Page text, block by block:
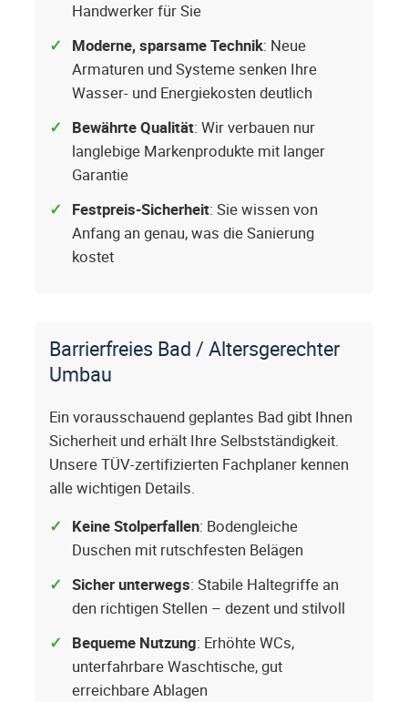
Handwerker für Sie
Moderne, sparsame Technik: Neue
Armaturen und Systeme senken Ihre
Wasser- und Energiekosten deutlich
Bewährte Qualität: Wir verbauen nur
langlebige Markenprodukte mit langer
Garantie
Festpreis-Sicherheit: Sie wissen von
Anfang an genau, was die Sanierung
kostet
Barrierfreies Bad / Altersgerechter
Umbau
Ein vorausschauend geplantes Bad gibt Ihnen
Sicherheit und erhält Ihre Selbstständigkeit.
Unsere TÜV-zertifizierten Fachplaner kennen
alle wichtigen Details.
Keine Stolperfallen: Bodengleiche
Duschen mit rutschfesten Belägen
Sicher unterwegs: Stabile Haltegriffe an
den richtigen Stellen – dezent und stilvoll
Bequeme Nutzung: Erhöhte WCs,
unterfahrbare Waschtische, gut
erreichbare Ablagen